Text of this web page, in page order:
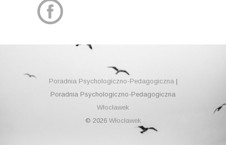
Poradnia Psychologiczno-Pedagogiczna|
Poradnia Psychologiczno-Pedagogiczna
Włocławek
© 2026 Włocławek